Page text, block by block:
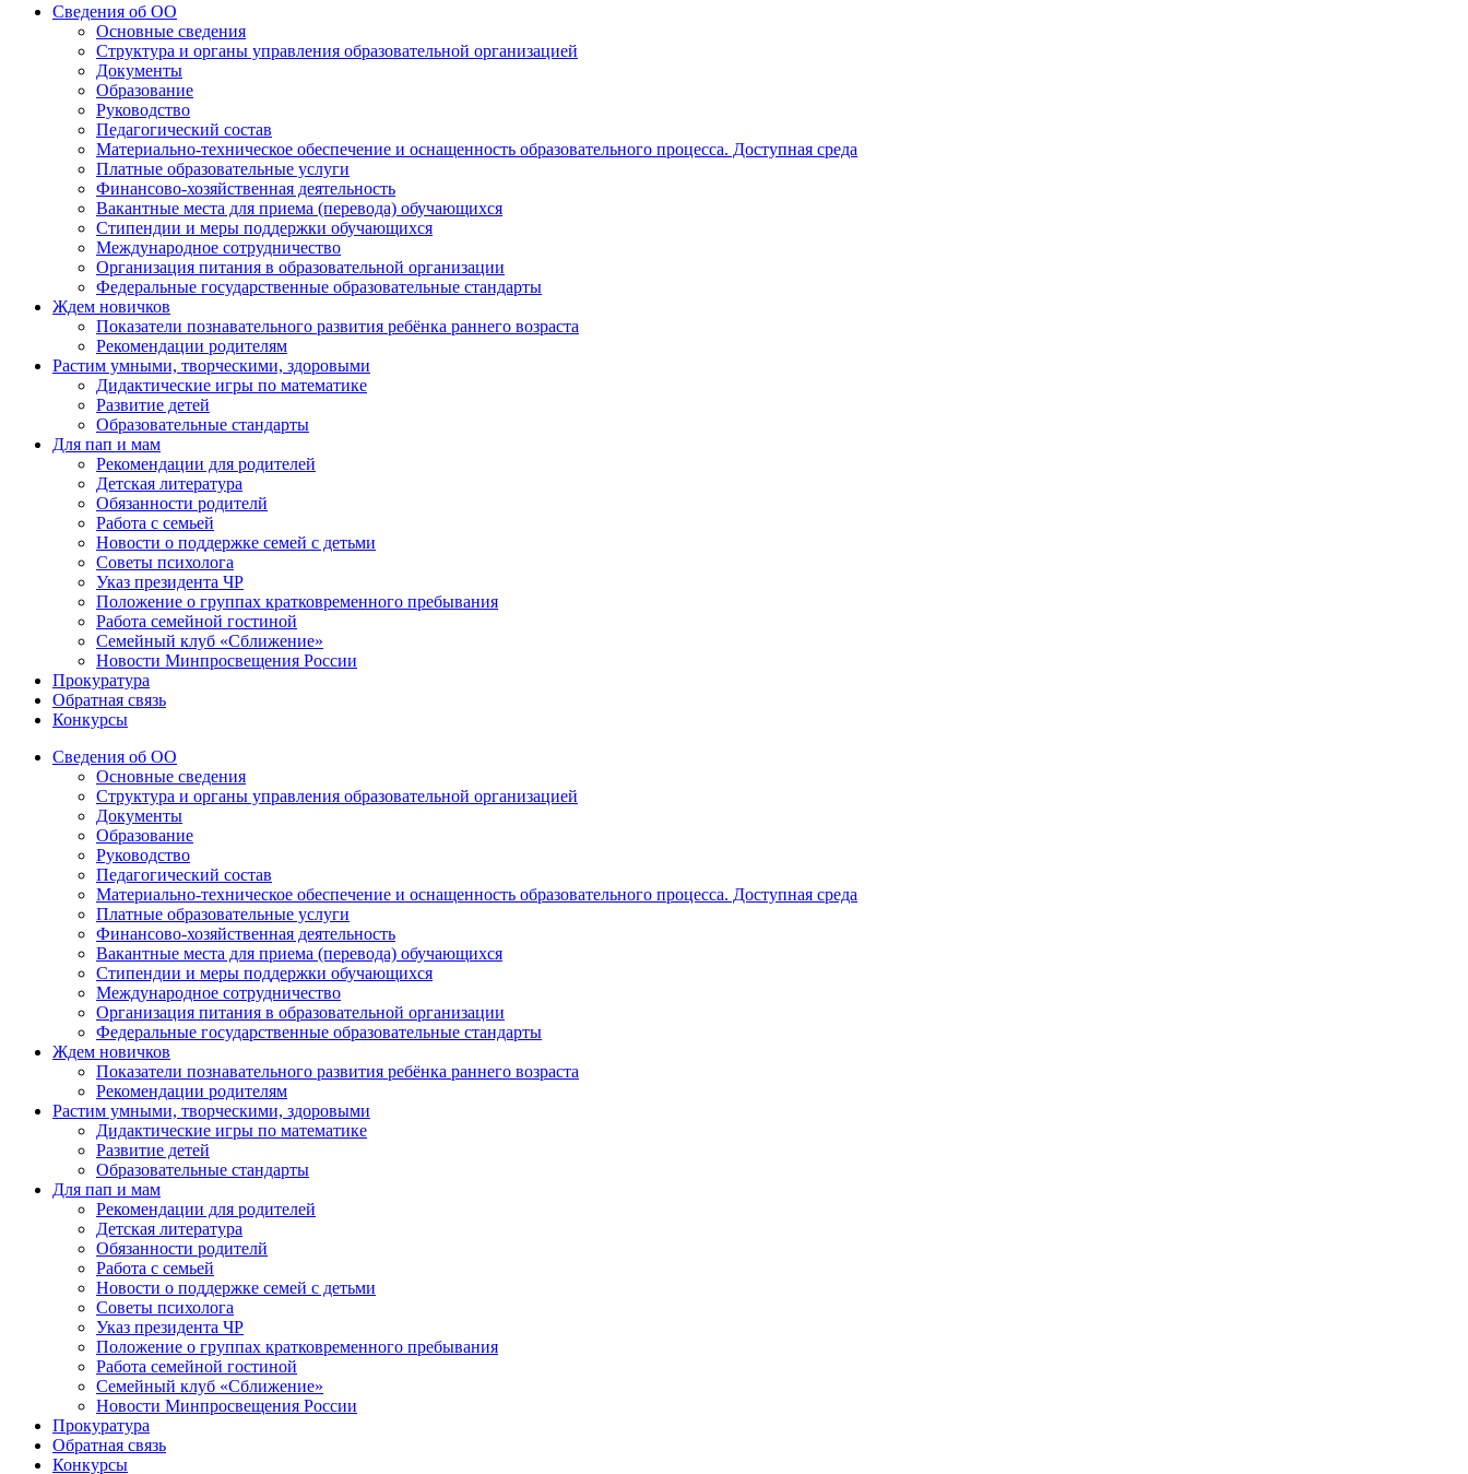
Сведения об ОО
Основные сведения
Структура и органы управления образовательной организацией
Документы
Образование
Руководство
Педагогический состав
Материально-техническое обеспечение и оснащенность образовательного процесса. Доступная среда
Платные образовательные услуги
Финансово-хозяйственная деятельность
Вакантные места для приема (перевода) обучающихся
Стипендии и меры поддержки обучающихся
Международное сотрудничество
Организация питания в образовательной организации
Федеральные государственные образовательные стандарты
Ждем новичков
Показатели познавательного развития ребёнка раннего возраста
Рекомендации родителям
Растим умными, творческими, здоровыми
Дидактические игры по математике
Развитие детей
Образовательные стандарты
Для пап и мам
Рекомендации для родителей
Детская литература
Обязанности родителй
Работа с семьей
Новости о поддержке семей с детьми
Советы психолога
Указ президента ЧР
Положение о группах кратковременного пребывания
Работа семейной гостиной
Семейный клуб «Сближение»
Новости Минпросвещения России
Прокуратура
Обратная связь
Конкурсы
Сведения об ОО
Основные сведения
Структура и органы управления образовательной организацией
Документы
Образование
Руководство
Педагогический состав
Материально-техническое обеспечение и оснащенность образовательного процесса. Доступная среда
Платные образовательные услуги
Финансово-хозяйственная деятельность
Вакантные места для приема (перевода) обучающихся
Стипендии и меры поддержки обучающихся
Международное сотрудничество
Организация питания в образовательной организации
Федеральные государственные образовательные стандарты
Ждем новичков
Показатели познавательного развития ребёнка раннего возраста
Рекомендации родителям
Растим умными, творческими, здоровыми
Дидактические игры по математике
Развитие детей
Образовательные стандарты
Для пап и мам
Рекомендации для родителей
Детская литература
Обязанности родителй
Работа с семьей
Новости о поддержке семей с детьми
Советы психолога
Указ президента ЧР
Положение о группах кратковременного пребывания
Работа семейной гостиной
Семейный клуб «Сближение»
Новости Минпросвещения России
Прокуратура
Обратная связь
Конкурсы